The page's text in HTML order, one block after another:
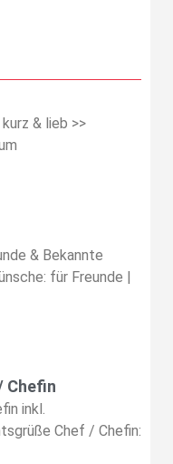
& lieb >>
& Bekannte
für Freunde |
Chefin
inkl.
Chef / Chefin: